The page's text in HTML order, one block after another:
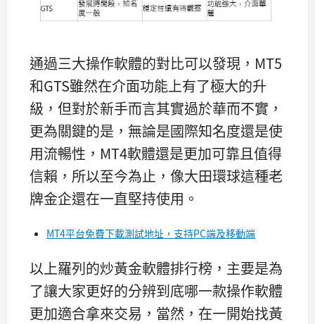
通過三大操作軟體的對比可以發現，MT5
和GTS雖然在介面功能上有了極大的升
級，但對於新手而言其實過於華而不實，
更為關鍵的是，無論是國際知名度還是使
用流暢性，MT4軟體還是更加可靠且值得
信賴，所以至今為止，像大田環球這種老
牌金企還在一直堅持使用。
MT4平台免費下載測試地址，支持PC端及移動端
以上羅列的炒黃金軟體排行榜，主要是為
了讓大家更好的分辨到底哪一款操作軟體
更加適合拿來交易，當然，在一開始找黃